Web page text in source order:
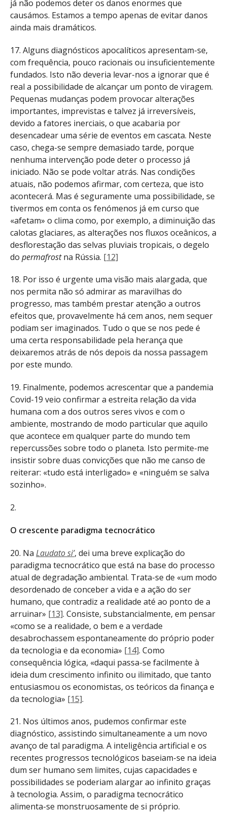
já não podemos deter os danos enormes que
causámos. Estamos a tempo apenas de evitar danos
ainda mais dramáticos.
17. Alguns diagnósticos apocalíticos apresentam-se,
com frequência, pouco racionais ou insuficientemente
fundados. Isto não deveria levar-nos a ignorar que é
real a possibilidade de alcançar um ponto de viragem.
Pequenas mudanças podem provocar alterações
importantes, imprevistas e talvez já irreversíveis,
devido a fatores inerciais, o que acabaria por
desencadear uma série de eventos em cascata. Neste
caso, chega-se sempre demasiado tarde, porque
nenhuma intervenção pode deter o processo já
iniciado. Não se pode voltar atrás. Nas condições
atuais, não podemos afirmar, com certeza, que isto
acontecerá. Mas é seguramente uma possibilidade, se
tivermos em conta os fenómenos já em curso que
«afetam» o clima como, por exemplo, a diminuição das
calotas glaciares, as alterações nos fluxos oceânicos, a
desflorestação das selvas pluviais tropicais, o degelo
do permafrostna Rússia. [12]
18. Por isso é urgente uma visão mais alargada, que
nos permita não só admirar as maravilhas do
progresso, mas também prestar atenção a outros
efeitos que, provavelmente há cem anos, nem sequer
podiam ser imaginados. Tudo o que se nos pede é
uma certa responsabilidade pela herança que
deixaremos atrás de nós depois da nossa passagem
por este mundo.
19. Finalmente, podemos acrescentar que a pandemia
Covid-19 veio confirmar a estreita relação da vida
humana com a dos outros seres vivos e com o
ambiente, mostrando de modo particular que aquilo
que acontece em qualquer parte do mundo tem
repercussões sobre todo o planeta. Isto permite-me
insistir sobre duas convicções que não me canso de
reiterar: «tudo está interligado» e «ninguém se salva
sozinho».
2.
O crescente paradigma tecnocrático
20. Na Laudato si’, dei uma breve explicação do
paradigma tecnocrático que está na base do processo
atual de degradação ambiental. Trata-se de «um modo
desordenado de conceber a vida e a ação do ser
humano, que contradiz a realidade até ao ponto de a
arruinar» [13]. Consiste, substancialmente, em pensar
«como se a realidade, o bem e a verdade
desabrochassem espontaneamente do próprio poder
da tecnologia e da economia» [14]. Como
consequência lógica, «daqui passa-se facilmente à
ideia dum crescimento infinito ou ilimitado, que tanto
entusiasmou os economistas, os teóricos da finança e
da tecnologia» [15].
21. Nos últimos anos, pudemos confirmar este
diagnóstico, assistindo simultaneamente a um novo
avanço de tal paradigma. A inteligência artificial e os
recentes progressos tecnológicos baseiam-se na ideia
dum ser humano sem limites, cujas capacidades e
possibilidades se poderiam alargar ao infinito graças
à tecnologia. Assim, o paradigma tecnocrático
alimenta-se monstruosamente de si próprio.